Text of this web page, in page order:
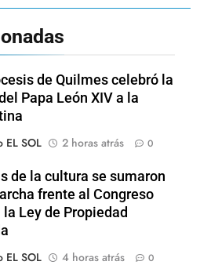
de Quilmes celebró la
Papa León XIV a la
EL SOL
2 horas atrás 0
de la cultura se sumaron
frente al Congreso
Ley de Propiedad
EL SOL
4 horas atrás 0